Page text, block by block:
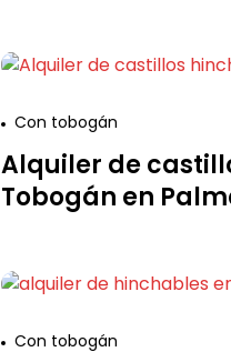
Con tobogán
Alquiler de
Tobogán en
Con tobogán